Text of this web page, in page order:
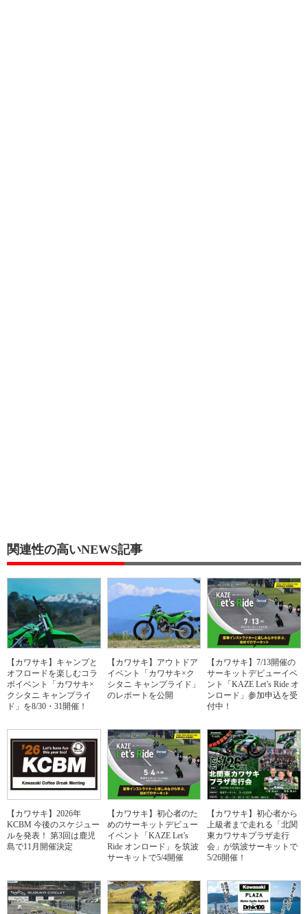
関連性の高いNEWS記事
【カワサキ】キャンプと
オフロードを楽しむコラ
ボイベント「カワサキ×
クシタニ キャンプライ
ド」を8/30・31開催！
【カワサキ】アウトドア
イベント「カワサキ×ク
シタニ キャンプライド」
のレポートを公開
【カワサキ】7/13開催の
サーキットデビューイベ
ント「KAZE Let’s Ride オ
ンロード」参加申込を受
付中！
【カワサキ】2026年
KCBM 今後のスケジュー
ルを発表！ 第3回は鹿児
島で11月開催決定
【カワサキ】初心者のた
めのサーキットデビュー
イベント「KAZE Let’s
Ride オンロード」を筑波
サーキットで5/4開催
【カワサキ】初心者から
上級者まで走れる「北関
東カワサキプラザ走行
会」が筑波サーキットで
5/26開催！